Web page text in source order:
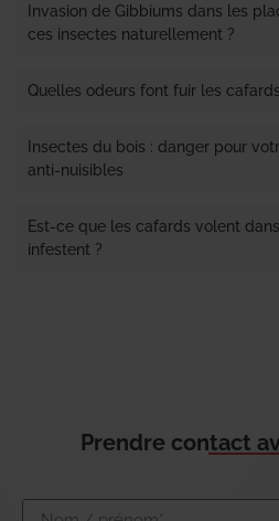
Invasion de Gibbiums dans les
ces insectes naturellement ?
Quelles odeurs font fuir les
Insectes du bois : danger pour
anti-nuisibles
Est-ce que les cafards volent
infestent ?
Prendre contact